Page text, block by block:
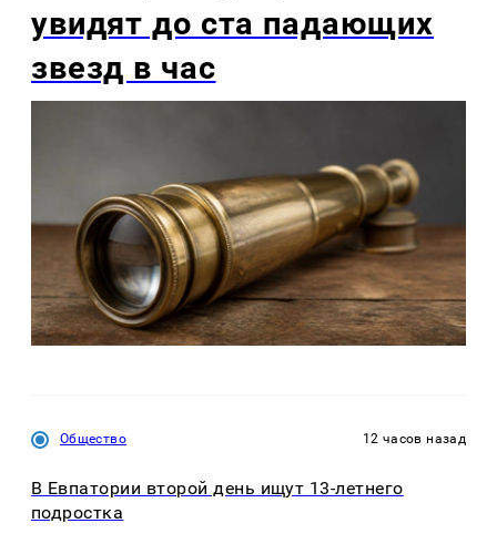
увидят до ста падающих
звезд в час
Общество 12 часов назад
В Евпатории второй день ищут 13-летнего
подростка